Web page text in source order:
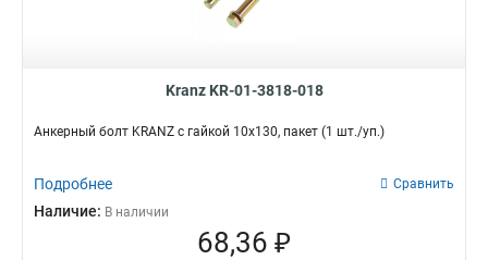
Kranz KR-01-3818-018
Анкерный болт KRANZ с гайкой 10х130, пакет (1 шт./уп.)
Подробнее Сравнить
Наличие: В наличии
68,36 ₽